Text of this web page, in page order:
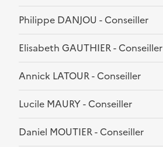
Philippe DANJOU - Conseiller
Elisabeth GAUTHIER - Conseiller
Annick LATOUR - Conseiller
Lucile MAURY - Conseiller
Daniel MOUTIER - Conseiller